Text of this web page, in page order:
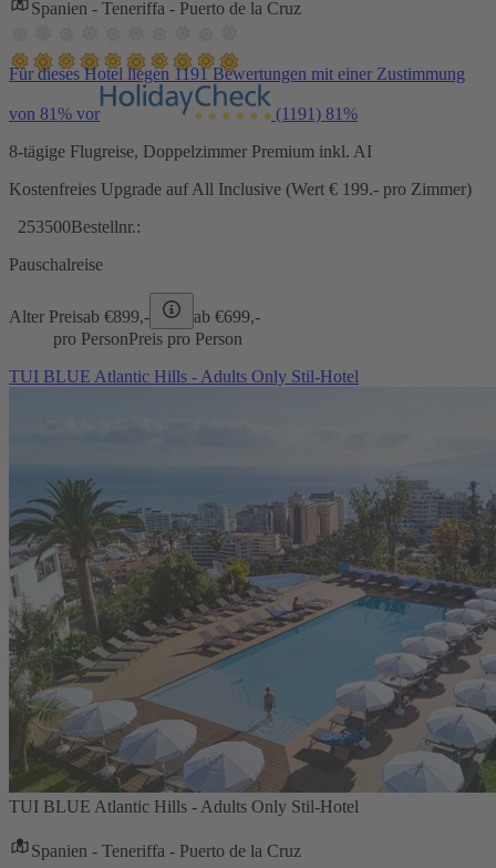
Spanien - Teneriffa - Puerto de la Cruz
Für dieses Hotel liegen 1191 Bewertungen mit einer Zustimmung
von 81% vor (1191) 81%
8-tägige Flugreise, Doppelzimmer Premium inkl. AI
Kostenfreies Upgrade auf All Inclusive (Wert € 199.- pro Zimmer)
253500Bestellnr.:
Pauschalreise
Alter Preisab €899,- ab €699,-
pro PersonPreis pro Person
TUI BLUE Atlantic Hills - Adults Only Stil-Hotel
TUI BLUE Atlantic Hills - Adults Only Stil-Hotel
Spanien - Teneriffa - Puerto de la Cruz